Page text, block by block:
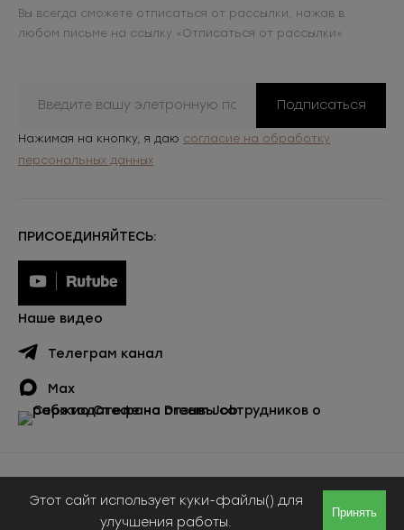
Вы всегда сможете отписаться от рассылки, нажав в
любом письме на ссылку «Отписаться от рассылки»
Подписаться
Нажимая на кнопку, я даю согласие на обработку
персональных данных
ПРИСОЕДИНЯЙТЕСЬ:
Наше видео
Телеграм канал
Max
© ООО «Сержио Стефано», 2026
Этот сайт использует куки-файлы() для
улучшения работы.
Принять